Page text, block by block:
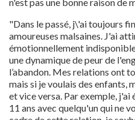
"Dans le passé, j\'ai toujours
amoureuses malsaines. J'ai
émotionnellement
une dynamique de peur de
l’abandon. Mes relations ont
mais si je voulais des enfants,
et vice versa. Par exemple,
11 ans avec quelqu'un qui ne